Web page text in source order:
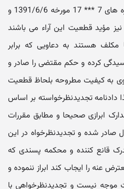
مشورتی اداره حقوقی به شماره های 7 *** 17 مورخه 1391/6/6 و
7/1574 مورخه 1372/2/24 نیز مؤید قطعیت این آراء می باشند
مکلف هستند به دعاویی که برابر
کرده و حکم مقتضی را صادر و
به کیفیت مطروحه بلحاظ قطعیت
دادنامه تجدیدنظرخواسته بر اساس
ابرازی صحیحا و مطابق مقررات
صادر شده و تجدیدنظرخواه در این
قانع کننده و محکمه پسندی که
عنه را ایجاب کند ابراز ننموده و
موجه نیست و تجدیدنظرخواهی با